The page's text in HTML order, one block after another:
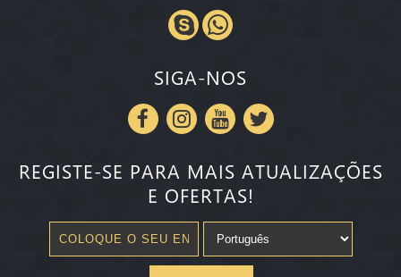
SIGA-NOS
REGISTE-SE PARA MAIS ATUALIZAÇÕES
E OFERTAS!